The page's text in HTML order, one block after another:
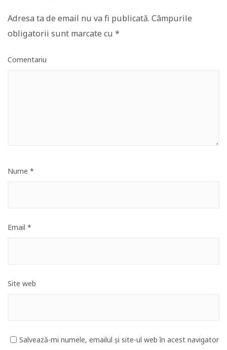
Adresa ta de email nu va fi publicată. Câmpurile
obligatorii sunt marcate cu *
Comentariu
Nume *
Email *
Site web
Salvează-mi numele, emailul și site-ul web în acest navigator